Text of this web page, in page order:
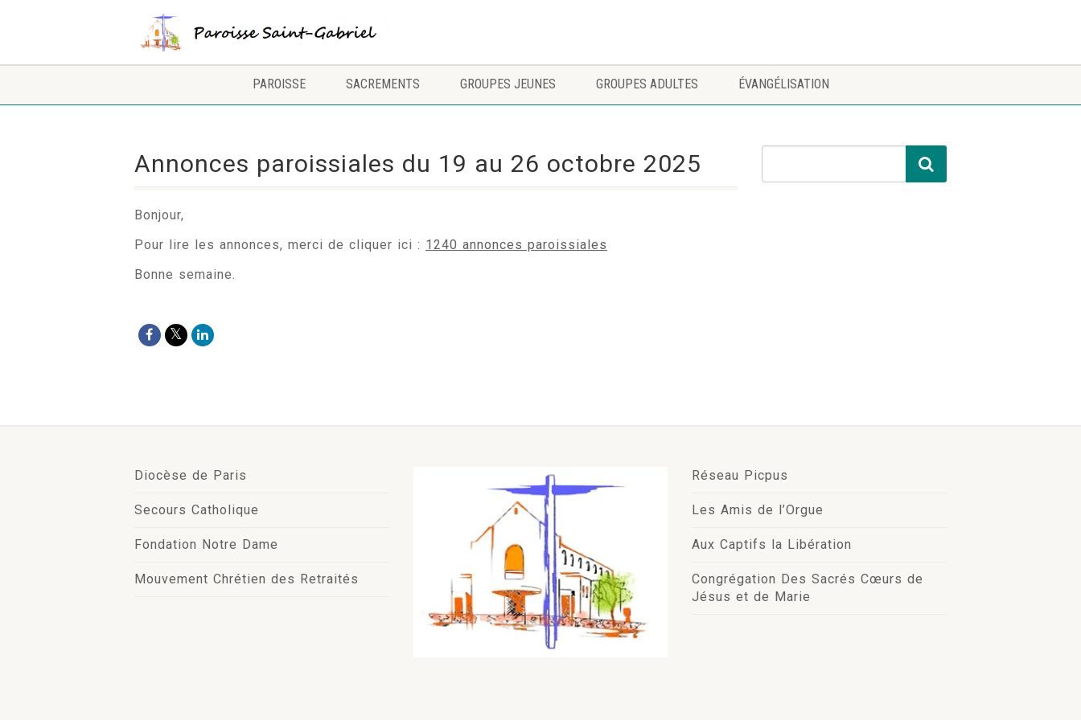
PAROISSE SACREMENTS GROUPES JEUNES GROUPES ADULTES ÉVANGÉLISATION
Annonces paroissiales du 19 au 26 octobre 2025
Bonjour,
Pour lire les annonces, merci de cliquer ici : 1240 annonces paroissiales
Bonne semaine.
Diocèse de Paris
Secours Catholique
Fondation Notre Dame
Mouvement Chrétien des Retraités
Réseau Picpus
Les Amis de l’Orgue
Aux Captifs la Libération
Congrégation Des Sacrés Cœurs de
Jésus et de Marie